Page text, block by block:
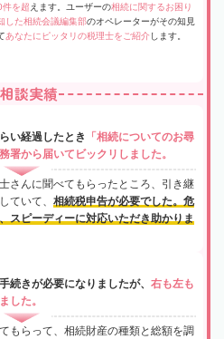
件を超 えます。ユーザーの相続に関するお困り
した相続会議編集部のオペレーターがその知見
あなたにピッタリの税理士をご紹介 します。
談実績
い経過したとき
「相続についてのお尋
署から届いてビックリしました。
さんに聞べてもらったところ、引き継
ていて、 相続税申告が必要でした。危
スピーディーに対応いただき助かりま
続きが必要になりましたが、 右も左も
した。
もらって、相続財産の種類と総額を調